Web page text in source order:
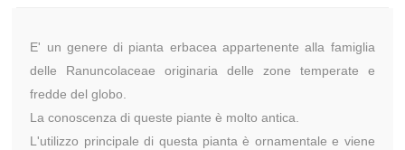
E' un genere di pianta erbacea appartenente alla famiglia
delle Ranuncolaceae originaria delle zone temperate e
fredde del globo.
La conoscenza di queste piante è molto antica.
L'utilizzo principale di questa pianta è ornamentale e viene